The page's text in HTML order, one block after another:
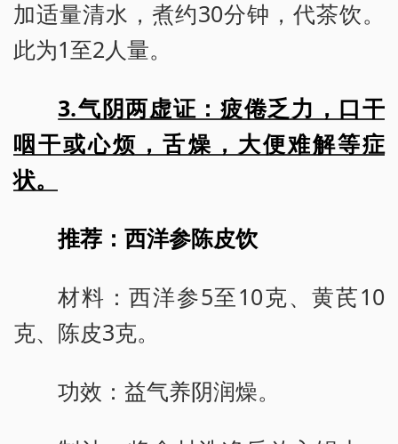
加适量清水，煮约30分钟，代茶饮。
此为1至2人量。
3.气阴两虚证：疲倦乏力，口干
咽干或心烦，舌燥，大便难解等症
状。
推荐：西洋参陈皮饮
材料：西洋参5至10克、黄芪10
克、陈皮3克。
功效：益气养阴润燥。